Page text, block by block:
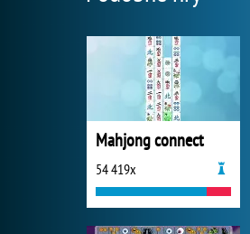
Mahjong connect
54 419x